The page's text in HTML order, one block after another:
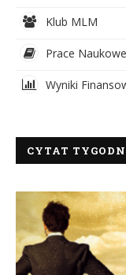
Klub MLM
Prace
Wyniki
CYTAT